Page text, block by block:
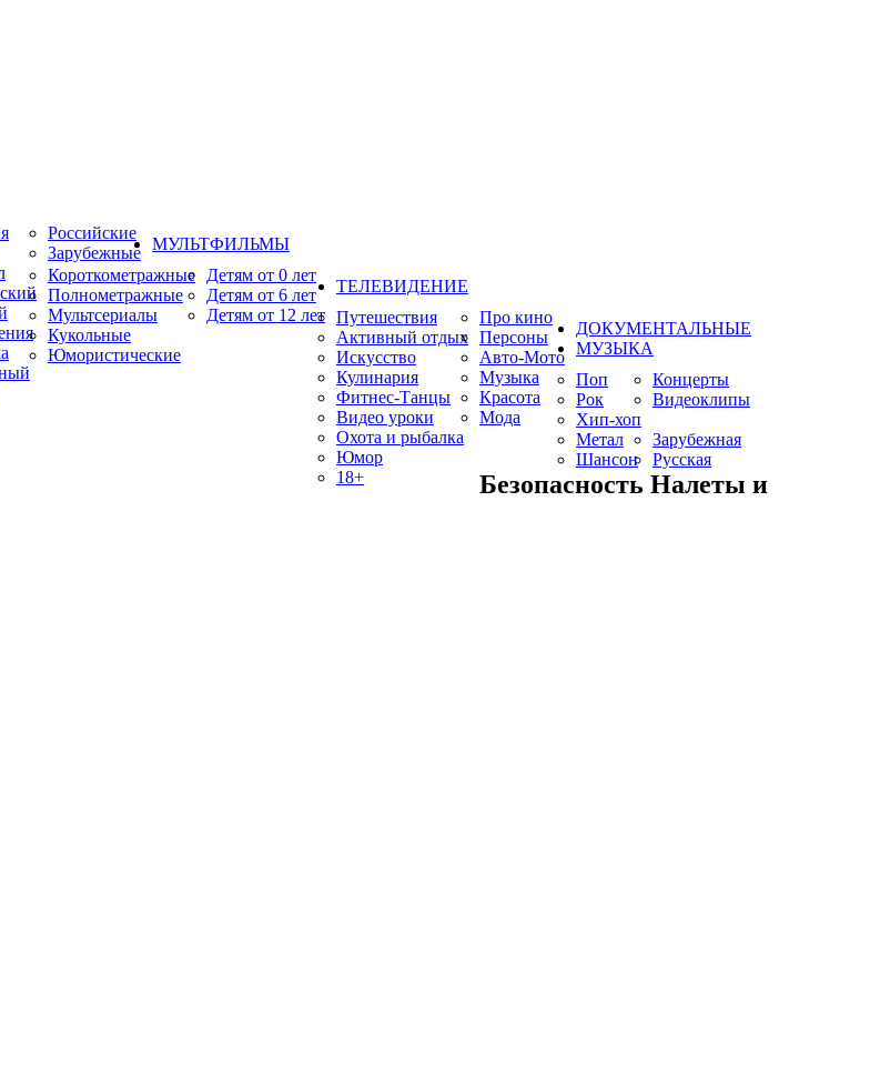
Российские
Зарубежные МУЛЬТФИЛЬМЫ
Короткометражные
Полнометражные
Мультсериалы
Кукольные
Юмористические
Детям от 0 лет
Детям от 6 лет
Детям от 12 лет
ТЕЛЕВИДЕНИЕ
Путешествия
Активный отдых
Искусство
Кулинария
Фитнес-Танцы
Видео уроки
Охота и рыбалка
Юмор
18+
Про кино
Персоны
Авто-Мото
Музыка
Красота
Мода
ДОКУМЕНТАЛЬНЫЕ
МУЗЫКА
Поп
Рок
Хип-хоп
Метал
Шансон
Концерты
Видеоклипы
Зарубежная
Русская
Безопасность Налеты и